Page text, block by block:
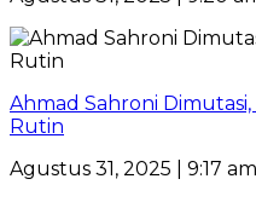
Ahmad Sahroni
Rutin
Agustus 31, 2025 | 9:17